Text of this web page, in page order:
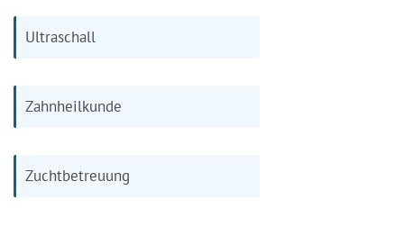
Ultraschall
Zahnheilkunde
Zuchtbetreuung